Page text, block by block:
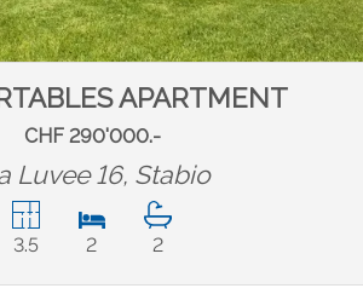
APARTMENT
CHF 290'000.-
Luvee 16, Stabio
3.5 2 2